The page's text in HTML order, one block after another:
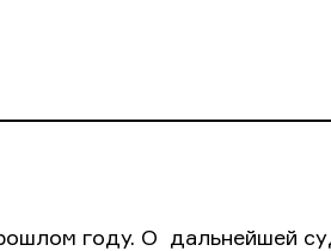
году. О дальнейшей